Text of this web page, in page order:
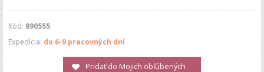
Kód: 890555
Expedícia: do 6-9 pracovných dní
Pridať do Mojich obľúbených